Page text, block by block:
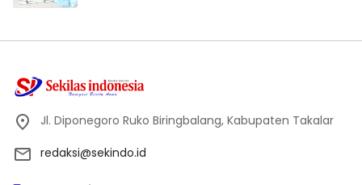
Jl. Diponegoro Ruko Biringbalang, Kabupaten Takalar
redaksi@sekindo.id